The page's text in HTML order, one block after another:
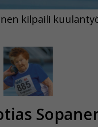
kilpaili